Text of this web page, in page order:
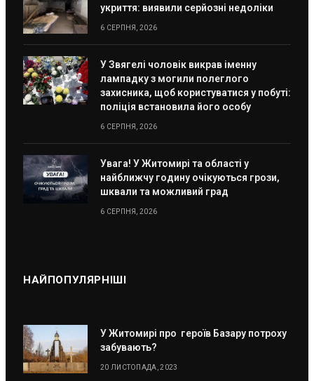
укриття: виявили серйозні недоліки
6 СЕРПНЯ, 2026
У Звягелі чоловік викрав іменну
лампадку з могили полеглого
захисника, щоб користуватися у побуті:
поліція встановила його особу
6 СЕРПНЯ, 2026
Увага! У Житомирі та області у
найближчу годину очікуються грози,
шквали та можливий град
6 СЕРПНЯ, 2026
НАЙПОПУЛЯРНІШІ
У Житомирі про героїв Базару потроху
забувають?
20 ЛИСТОПАДА, 2023